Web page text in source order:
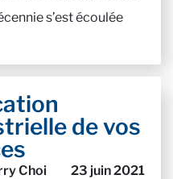
s’est écoulée
de vos
Choi
23 juin 2021